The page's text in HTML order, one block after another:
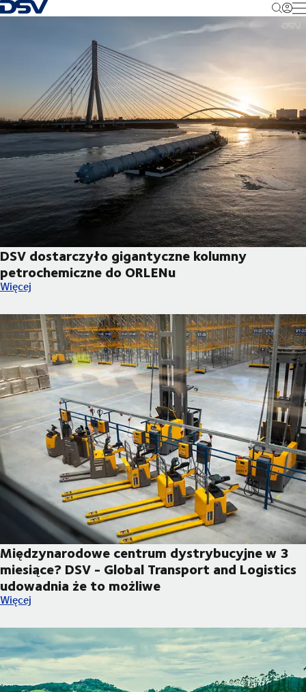
Cofnij do strony głównej
DSV dostarczyło gigantyczne kolumny
petrochemiczne do ORLENu
DSV dostarczyło gigantyczne kolumny petrochemiczne do
Więcej
Międzynarodowe centrum dystrybucyjne w 3
miesiące? DSV - Global Transport and Logistics
udowadnia że to możliwe
Międzynarodowe centrum dystrybucyjne w 3 miesiące? DSV
Więcej